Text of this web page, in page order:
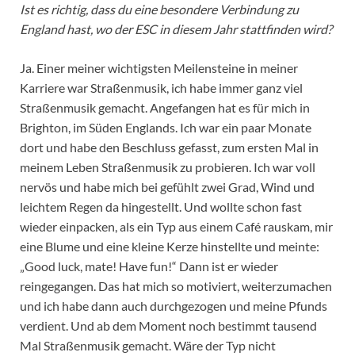
Ist es richtig, dass du eine besondere Verbindung zu
England hast, wo der ESC in diesem Jahr stattfinden wird?
Ja. Einer meiner wichtigsten Meilensteine in meiner
Karriere war Straßenmusik, ich habe immer ganz viel
Straßenmusik gemacht. Angefangen hat es für mich in
Brighton, im Süden Englands. Ich war ein paar Monate
dort und habe den Beschluss gefasst, zum ersten Mal in
meinem Leben Straßenmusik zu probieren. Ich war voll
nervös und habe mich bei gefühlt zwei Grad, Wind und
leichtem Regen da hingestellt. Und wollte schon fast
wieder einpacken, als ein Typ aus einem Café rauskam, mir
eine Blume und eine kleine Kerze hinstellte und meinte:
„Good luck, mate! Have fun!“ Dann ist er wieder
reingegangen. Das hat mich so motiviert, weiterzumachen
und ich habe dann auch durchgezogen und meine Pfunds
verdient. Und ab dem Moment noch bestimmt tausend
Mal Straßenmusik gemacht. Wäre der Typ nicht